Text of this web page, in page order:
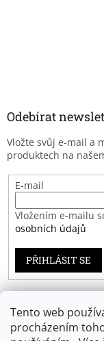
Tento web
procházením
Odebírat
Vložte svůj e-mail a
produktech na
E-mail
Vložením e-mailu
osobních údajů
PŘIHLÁSIT SE